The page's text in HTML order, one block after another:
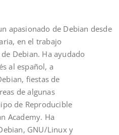
apasionado de Debian desde
en el trabajo
Debian. Ha ayudado
al español, a
fiestas de
de algunas
de Reproducible
Academy. Ha
GNU/Linux y